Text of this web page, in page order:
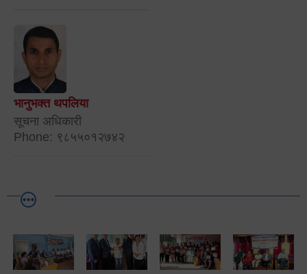
भानुभक्त थपलिया
सूचना अधिकारी
Phone: ९८५५०१२७४२